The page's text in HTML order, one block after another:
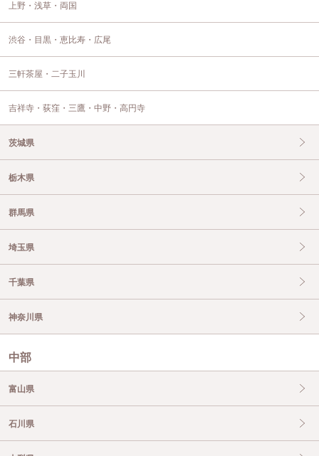
上野・浅草・両国
渋谷・目黒・恵比寿・広尾
三軒茶屋・二子玉川
吉祥寺・荻窪・三鷹・中野・高円寺
茨城県
栃木県
群馬県
埼玉県
千葉県
神奈川県
中部
富山県
石川県